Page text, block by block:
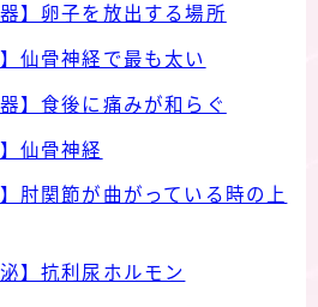
】卵子を放出する場所
仙骨神経で最も太い
】食後に痛みが和らぐ
仙骨神経
肘関節が曲がっている時の上
】抗利尿ホルモン